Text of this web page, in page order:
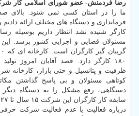
رضا فردمنش- عضو شورای اسلامی كار
ما را در استان كسی نمی شنود. بالای
فرمانداری و دستگاه های مختلف ارائه
كارگر شنیده نشد انتظار داریم بوسیله
۱۸۰ كارگر دارد. قصد آقایان امروز
ظرفیت و پتانسیل و حتی بازار، كارخانه
كوتاهی مسئولان و بی پاسخ گذاشتن
دستگاهی، رفع مشكل را به دستگاه دیگر
درباره فعالیت یا عدم فعالیت شركت